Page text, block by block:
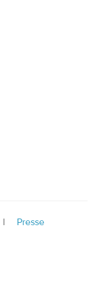
Presse